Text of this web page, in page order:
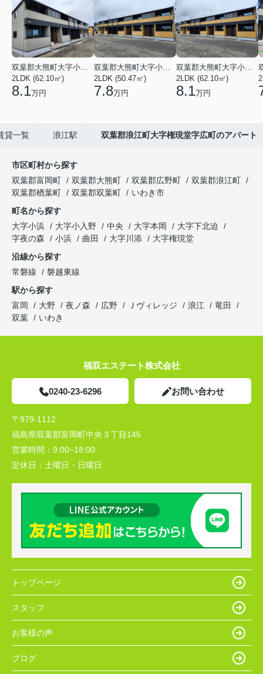
双葉郡大熊町大字小入野字西大和久
2LDK (62.10㎡)
8.1万円
双葉郡大熊町大字小入野字西大和久
2LDK (50.47㎡)
7.8万円
双葉郡大熊町大字小入野字西大和久
2LDK (62.10㎡)
8.1万円
貸一覧 浪江駅 双葉郡浪江町大字権現堂字広町のアパート
市区町村から探す
双葉郡富岡町
双葉郡大熊町 双葉郡広野町
双葉郡浪江町
双葉郡楢葉町
双葉郡双葉町
いわき市
町名から探す
大字小浜
大字小入野 中央 大字本岡
大字下北迫
字夜の森
小浜 曲田 大字川添
大字権現堂
沿線から探す
常磐線
磐越東線
駅から探す
富岡
大野 夜ノ森 広野 Ｊヴィレッジ 浪江
竜田
双葉
いわき
福双エステート株式会社
0240-23-6296 お問い合わせ
〒979-1112
福島県双葉郡富岡町中央３丁目145
営業時間： 9:00~18:00
定休日： 土曜日・日曜日
トップページ
スタッフ
お客様の声
ブログ